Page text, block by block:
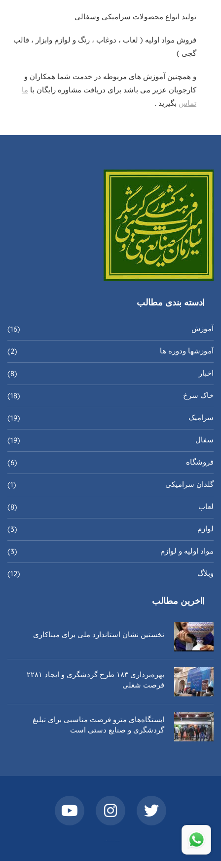
تولید انواع محصولات سرامیکی وسفالی
فروش مواد اولیه ( لعاب ، دوغاب ، رنگ و لوازم وابزار ، قالب
گچی )
و همچنین آموزش های مربوطه در خدمت شما همکاران و
کارجویان عزیر می باشد برای دریافت مشاوره رایگان با ما
تماس بگیرید .
دسته بندی مطالب
آموزش (16)
آموزشها ودوره ها (2)
اخبار (8)
خاک سرخ (18)
سرامیک (19)
سفال (19)
فروشگاه (6)
گلدان سرامیکی (1)
لعاب (8)
لوازم (3)
مواد اولیه و لوازم (3)
وبلاگ (12)
اخرین مطالب
نخستین نشان استاندارد ملی برای میناکاری
بهره‌برداری ١٨٣ طرح گردشگری و ایجاد ٢٢٨١
فرصت شغلی
ایستگاه‌های مترو فرصت مناسبی برای تبلیغ
گردشگری و صنایع دستی است